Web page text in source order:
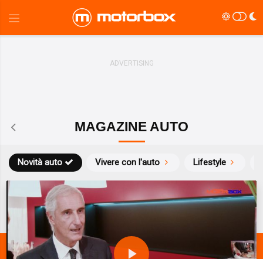
MAGAZINE AUTO
Novità auto Vivere con l'auto Lifestyle